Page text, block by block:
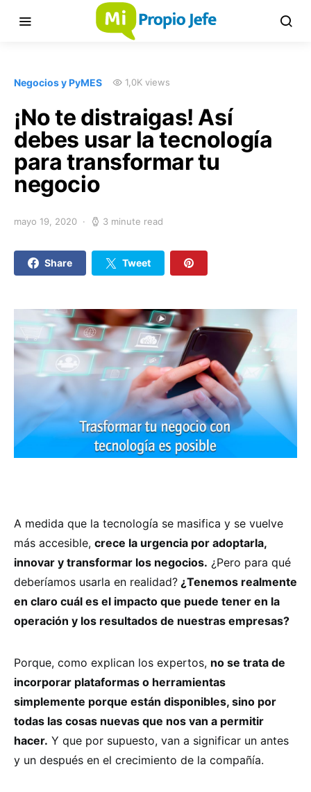
Negocios y PyMES 1,0K views
¡No te distraigas! Así
debes usar la tecnología
para transformar tu
negocio
mayo 19, 2020 3 minute read
Share Tweet
A medida que la tecnología se masifica y se vuelve
más accesible, crece la urgencia por adoptarla,
innovar y transformar los negocios. ¿Pero para qué
deberíamos usarla en realidad? ¿Tenemos realmente
en claro cuál es el impacto que puede tener en la
operación y los resultados de nuestras empresas?
Porque, como explican los expertos, no se trata de
incorporar plataformas o herramientas
simplemente porque están disponibles, sino por
todas las cosas nuevas que nos van a permitir
hacer. Y que por supuesto, van a significar un antes
y un después en el crecimiento de la compañía.